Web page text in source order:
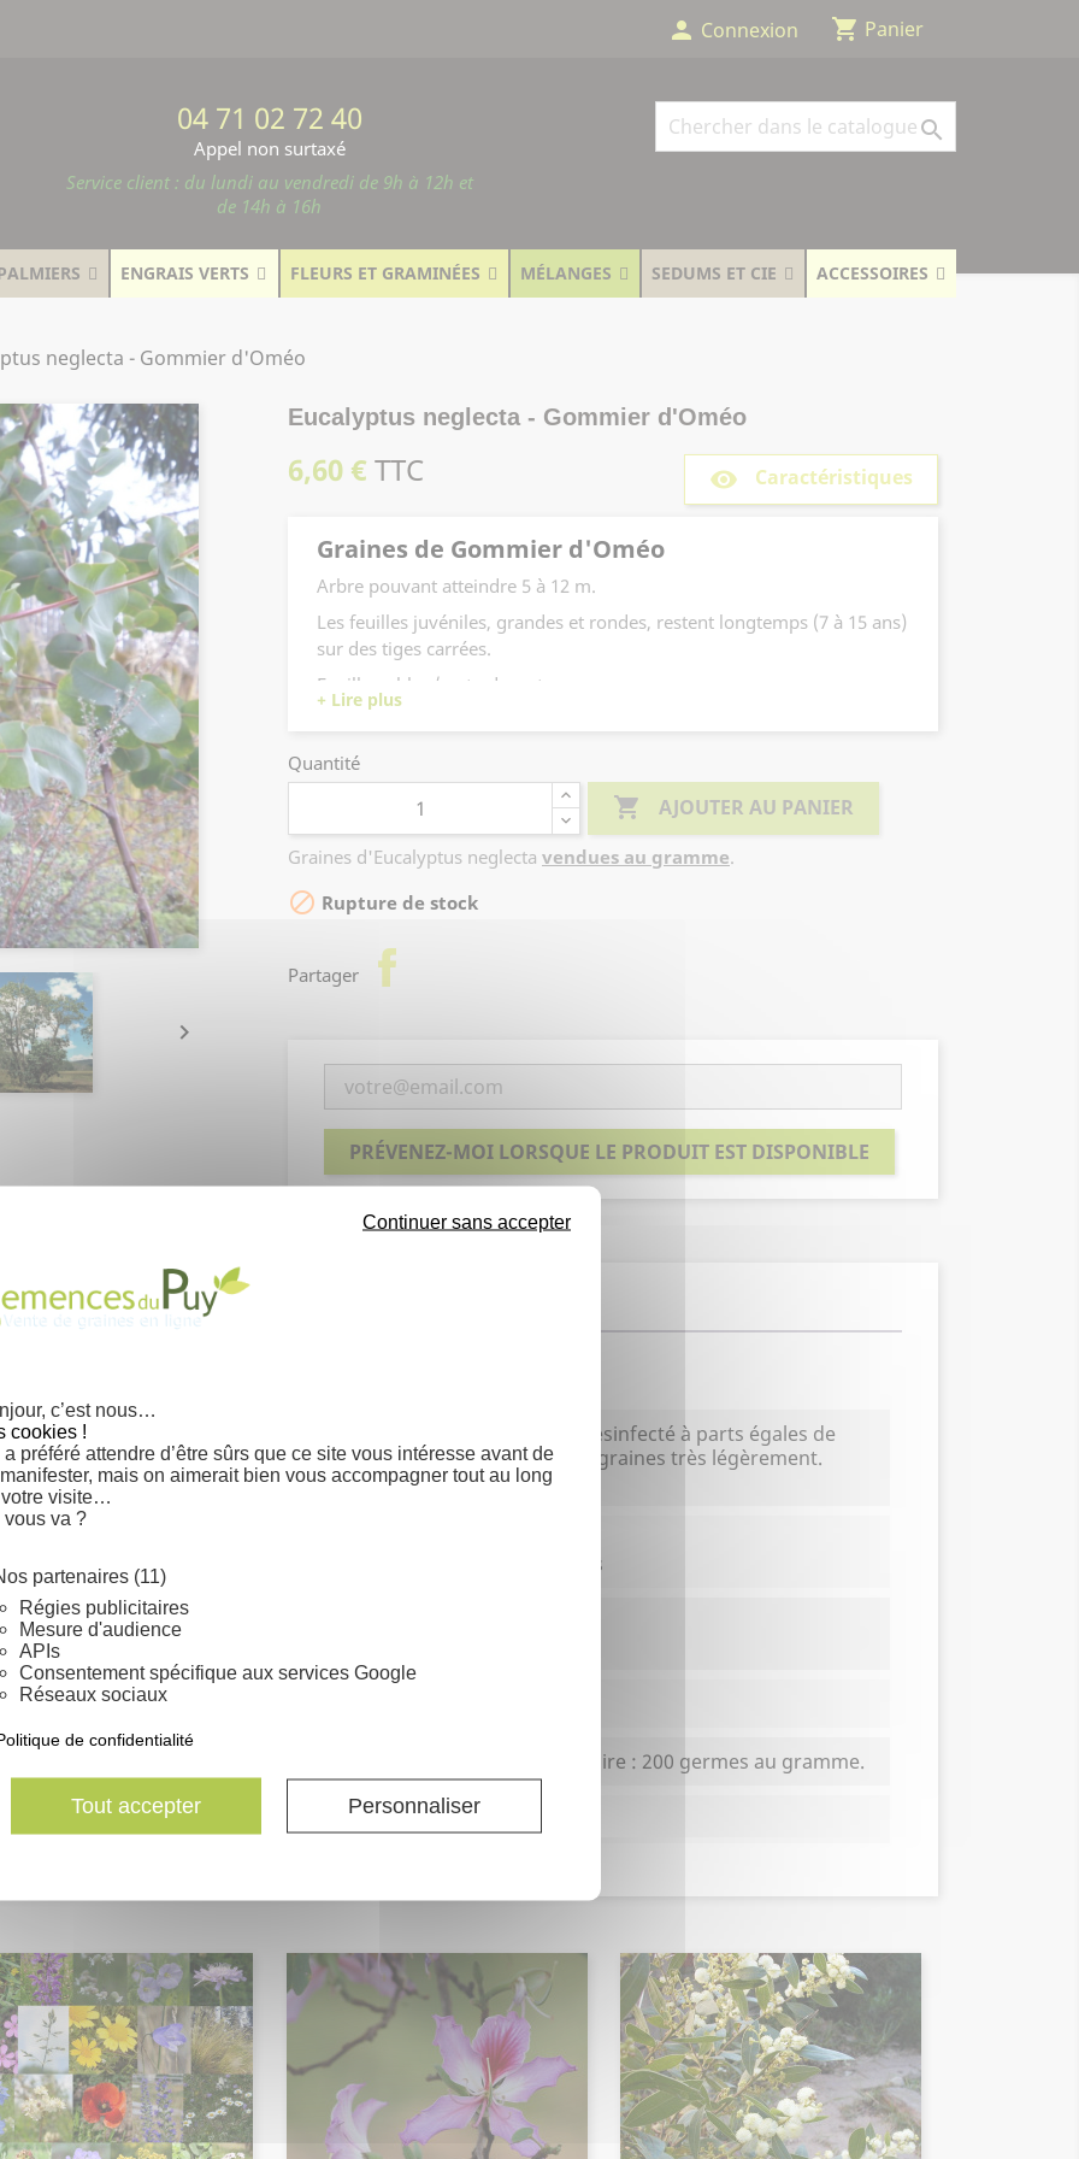
c’est nous…
cookies !
a préféré attendre d’être sûrs que ce site vous intéresse avant de
mais on aimerait bien vous accompagner tout au long
visite…
vous va ?
partenaires (11)
Régies publicitaires
Mesure d'audience
APIs
Consentement spécifique aux services Google
Réseaux sociaux
Tout accepter
Continuer sans accepter
Personnaliser
de confidentialité
person Connexion shopping_cart Panier
04 71 02 72 40
Appel non surtaxé
Service client : du lundi au vendredi de 9h à 12h et
de 14h à 16h

ENGRAIS VERTS FLEURS ET GRAMINÉES MÉLANGES SEDUMS ET CIE ACCESSOIRES
neglecta - Gommier d'Oméo

Eucalyptus neglecta - Gommier d'Oméo
6,60 €TTC remove_red_eye Caractéristiques
Graines de Gommier d'Oméo
Arbre pouvant atteindre 5 à 12 m.
Les feuilles juvéniles, grandes et rondes, restent longtemps (7 à 15 ans)
sur des tiges carrées.
Feuillage bleu/vert odorant.
Quantité
 AJOUTER AU PANIER
Graines d'Eucalyptus neglecta vendues au gramme.
 Rupture de stock
Partager facebook
PRÉVENEZ-MOI LORSQUE LE PRODUIT EST DISPONIBLE
Semis à 18-20°C sur un substrat désinfecté à parts égales de
sable/terre/terreau. Recouvrir les graines très légèrement.
Maintenir le semis humide.
Très rustique, jusqu'à -15°C et plus
Germination moyenne en laboratoire : 200 germes au gramme.
Myrtaceae